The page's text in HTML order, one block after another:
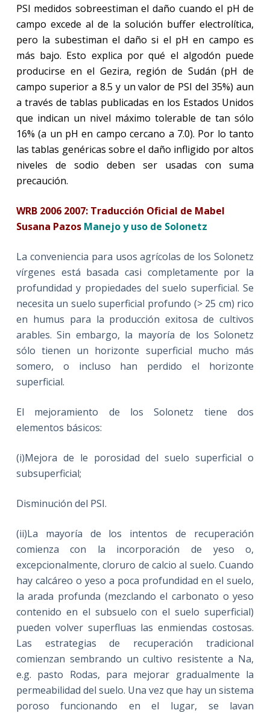
PSI medidos sobreestiman el daño cuando el pH de
campo excede al de la solución buffer electrolítica,
pero la subestiman el daño si el pH en campo es
más bajo. Esto explica por qué el algodón puede
producirse en el Gezira, región de Sudán (pH de
campo superior a 8.5 y un valor de PSI del 35%) aun
a través de tablas publicadas en los Estados Unidos
que indican un nivel máximo tolerable de tan sólo
16% (a un pH en campo cercano a 7.0). Por lo tanto
las tablas genéricas sobre el daño infligido por altos
niveles de sodio deben ser usadas con suma
precaución.
WRB 2006 2007: Traducción Oficial de Mabel
Susana Pazos Manejo y uso de Solonetz
La conveniencia para usos agrícolas de los Solonetz
vírgenes está basada casi completamente por la
profundidad y propiedades del suelo superficial. Se
necesita un suelo superficial profundo (> 25 cm) rico
en humus para la producción exitosa de cultivos
arables. Sin embargo, la mayoría de los Solonetz
sólo tienen un horizonte superficial mucho más
somero, o incluso han perdido el horizonte
superficial.
El mejoramiento de los Solonetz tiene dos
elementos básicos:
(i)Mejora de le porosidad del suelo superficial o
subsuperficial;
Disminución del PSI.
(ii)La mayoría de los intentos de recuperación
comienza con la incorporación de yeso o,
excepcionalmente, cloruro de calcio al suelo. Cuando
hay calcáreo o yeso a poca profundidad en el suelo,
la arada profunda (mezclando el carbonato o yeso
contenido en el subsuelo con el suelo superficial)
pueden volver superfluas las enmiendas costosas.
Las estrategias de recuperación tradicional
comienzan sembrando un cultivo resistente a Na,
e.g. pasto Rodas, para mejorar gradualmente la
permeabilidad del suelo. Una vez que hay un sistema
poroso funcionando en el lugar, se lavan